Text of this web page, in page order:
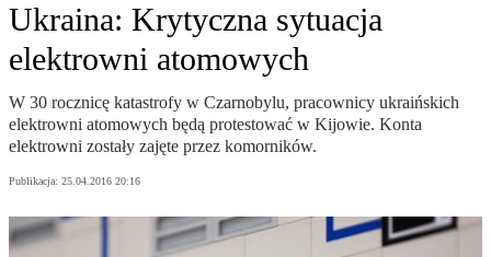
Ukraina: Krytyczna sytuacja
elektrowni atomowych
W 30 rocznicę katastrofy w Czarnobylu, pracownicy ukraińskich
elektrowni atomowych będą protestować w Kijowie. Konta
elektrowni zostały zajęte przez komorników.
Publikacja: 25.04.2016 20:16